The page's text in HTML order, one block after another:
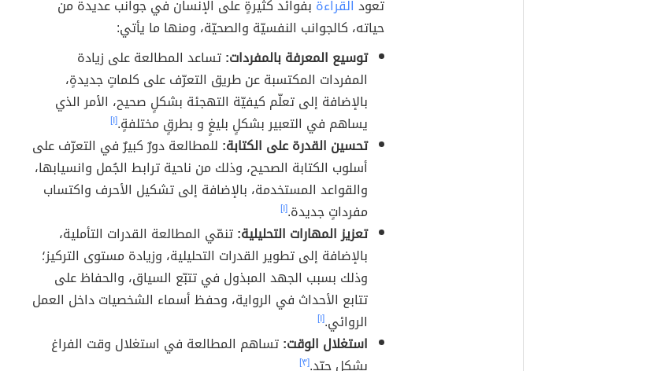
تعود القراءة بفوائد كثيرةٍ على الإنسان في جوانب عديدة من
حياته، كالجوانب النفسيّة والصحيّة، ومنها ما يأتي:
توسيع المعرفة بالمفردات:تساعد المطالعة على زيادة
المفردات المكتسبة عن طريق التعرّف على كلماتٍ جديدةٍ،
بالإضافة إلى تعلّم كيفيّة التهجئة بشكلٍ صحيح، الأمر الذي
يساهم في التعبير بشكلٍ بليغٍ و بطرقٍ مختلفةٍ.[١]
تحسين القدرة على الكتابة: للمطالعة دورٌ كبيرٌ في التعرّف على
أسلوب الكتابة الصحيح، وذلك من ناحية ترابط الجُمل وانسيابها،
والقواعد المستخدمة، بالإضافة إلى تشكيل الأحرف واكتساب
مفرداتٍ جديدة.[١]
تعزيز المهارات التحليلية:تنمّي المطالعة القدرات التأملية،
بالإضافة إلى تطوير القدرات التحليلية، وزيادة مستوى التركيز؛
وذلك بسبب الجهد المبذول في تتبّع السياق، والحفاظ على
تتابع الأحداث في الرواية، وحفظ أسماء الشخصيات داخل العمل
الروائي.[١]
استغلال الوقت:تساهم المطالعة في استغلال وقت الفراغ
بشكلٍ جيّد.[٣]